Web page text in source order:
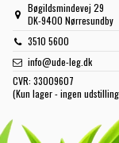
Bøgildsmindevej 29
DK-9400 Nørresundby
3510 5600
info@ude-leg.dk
CVR: 33009607
(Kun lager - ingen